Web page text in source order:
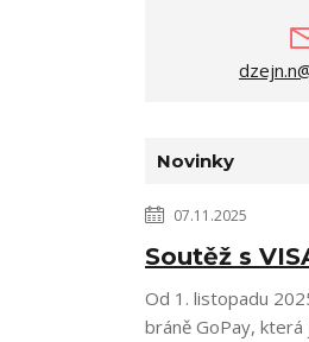
Novinky
07.11.2025
Soutěž s
Od 1. listopadu
bráně GoPay,